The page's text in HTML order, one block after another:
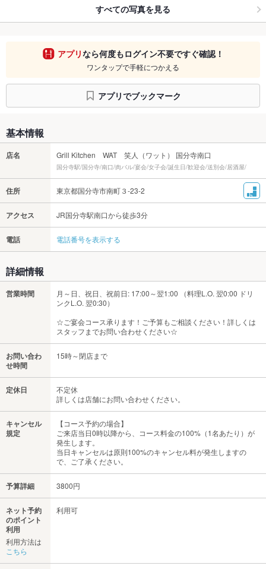
すべての写真を見る
アプリなら何度もログイン不要ですぐ確認！
ワンタップで手軽につかえる
アプリでブックマーク
基本情報
店名 Grill Kitchen WAT 笑人（ワット） 国分寺南口
国分寺駅/国分寺/南口/肉バル/宴会/女子会/誕生日/歓迎会/送別会/居酒屋/
住所 東京都国分寺市南町３-23-2
アクセス JR国分寺駅南口から徒歩3分
電話 電話番号を表示する
詳細情報
営業時間
月～日、祝日、祝前日: 17:00～翌1:00 （料理L.O. 翌0:00 ドリ
ンクL.O. 翌0:30）
☆ご宴会コース承ります！ご予算もご相談ください！詳しくは
スタッフまでお問い合わせください☆
お問い合わ
せ時間
15時～閉店まで
定休日
不定休
詳しくは店舗にお問い合わせください。
キャンセル
規定
【コース予約の場合】
ご来店当日0時以降から、コース料金の100%（1名あたり）が
発生します。
当日キャンセルは原則100%のキャンセル料が発生しますの
で、ご了承ください。
予算詳細 3800円
ネット予約
のポイント
利用
利用方法は
こちら
利用可